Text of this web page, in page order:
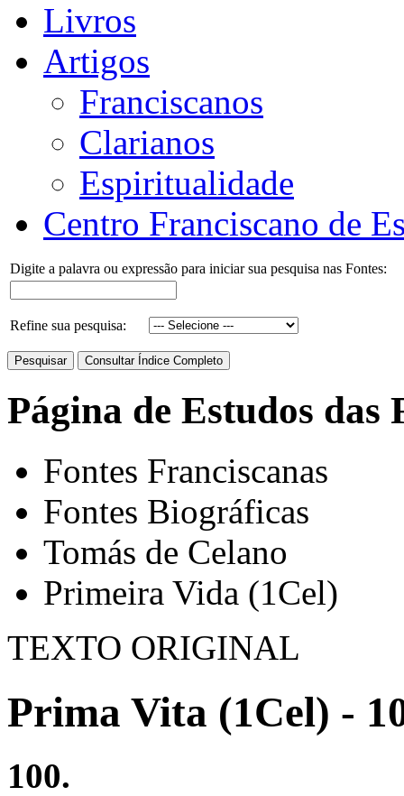
Livros
Artigos
Franciscanos
Clarianos
Espiritualidade
Centro Franciscano de
Digite a palavra ou expressão para iniciar sua pesquisa nas Fontes:
Refine sua pesquisa:
Página de Estudos das
Fontes Franciscanas
Fontes Biográficas
Tomás de Celano
Primeira Vida (1Cel)
TEXTO ORIGINAL
Prima Vita (1Cel) -
100.